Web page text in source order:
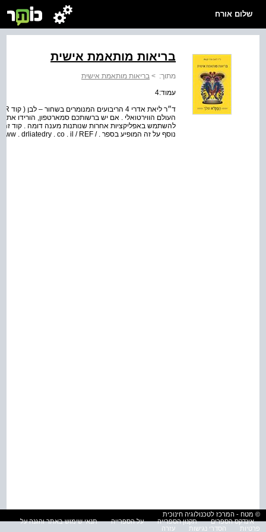
שלום אורח
בריאות מותאמת אישית
מתוך: > בריאות מותאמת אישית
עמוד:4
להשתמש באפליקציות אחרות שנותנות מענה דומה . קוד זה
נוסף על זה המופיע בספר . / http : / / www . drliatedry . co . il / REF
© מטח - המרכז לטכנולוגיה חינוכית
אינדקס הספרים
תקנון הספרייה על הספרייה
תנאי שימוש באתר והגנה על
פרטיות
הסדרי נגישות עזרה